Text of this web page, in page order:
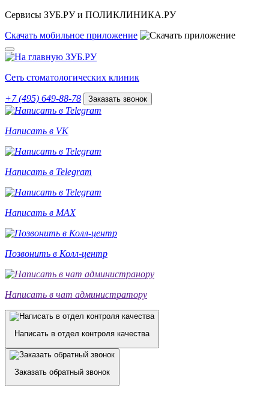
Сервисы ЗУБ.РУ и ПОЛИКЛИНИКА.РУ
Скачать мобильное приложение
Сеть стоматологических клиник
+7 (495) 649-88-78 Заказать звонок
Написать в VK
Написать в Telegram
Написать в MAX
Позвонить в Колл-центр
Написать в чат администратору
Написать в отдел контроля качества
Заказать обратный звонок